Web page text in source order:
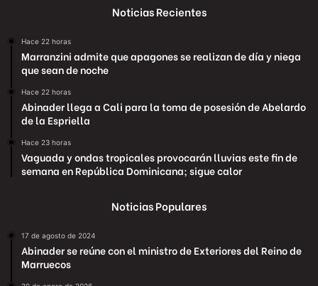
Noticias Recientes
Hace 22 horas
Marranzini admite que apagones se realizan de día y niega
que sean de noche
Hace 22 horas
Abinader llega a Cali para la toma de posesión de Abelardo
de la Espriella
Hace 23 horas
Vaguada y ondas tropicales provocarán lluvias este fin de
semana en República Dominicana; sigue calor
Noticias Populares
17 de agosto de 2024
Abinader se reúne con el ministro de Exteriores del Reino de
Marruecos